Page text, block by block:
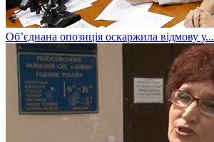
Об’єднана опозиція оскаржила відмову у...